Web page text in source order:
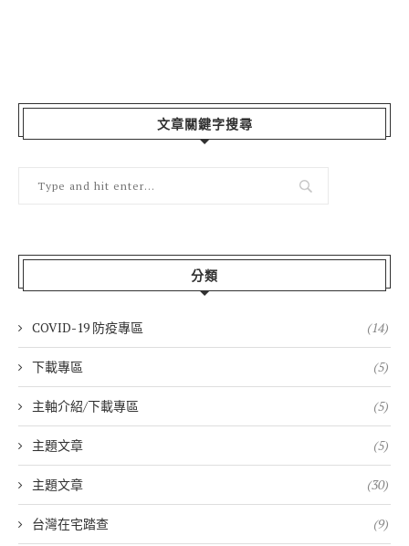
文章關鍵字搜尋
分類
COVID-19 防疫專區 (14)
下載專區 (5)
主軸介紹/下載專區 (5)
主題文章 (5)
主題文章 (30)
台灣在宅踏查 (9)